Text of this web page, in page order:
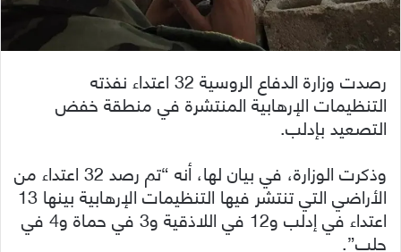
رصدت وزارة الدفاع الروسية 32 اعتداء نفذته
التنظيمات الإرهابية المنتشرة في منطقة خفض
التصعيد بإدلب.
وذكرت الوزارة، في بيان لها، أنه “تم رصد 32 اعتداء من
الأراضي التي تنتشر فيها التنظيمات الإرهابية بينها 13
اعتداء في إدلب و12 في اللاذقية و3 في حماة و4 في
حلب”.